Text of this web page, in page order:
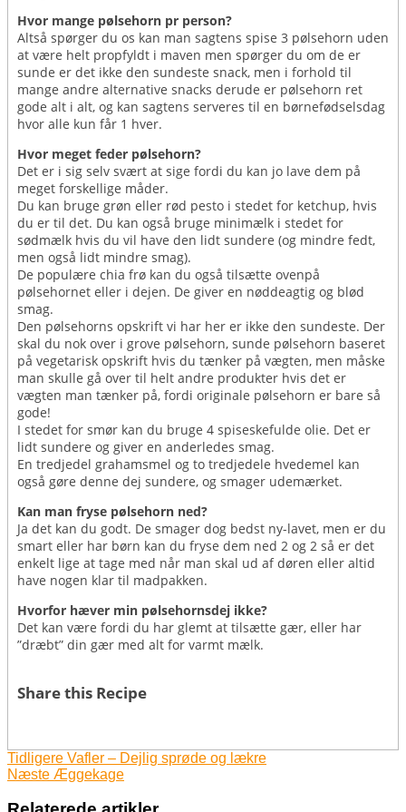
Hvor mange pølsehorn pr person?
Altså spørger du os kan man sagtens spise 3 pølsehorn uden
at være helt propfyldt i maven men spørger du om de er
sunde er det ikke den sundeste snack, men i forhold til
mange andre alternative snacks derude er pølsehorn ret
gode alt i alt, og kan sagtens serveres til en børnefødselsdag
hvor alle kun får 1 hver.
Hvor meget feder pølsehorn?
Det er i sig selv svært at sige fordi du kan jo lave dem på
meget forskellige måder.
Du kan bruge grøn eller rød pesto i stedet for ketchup, hvis
du er til det. Du kan også bruge minimælk i stedet for
sødmælk hvis du vil have den lidt sundere (og mindre fedt,
men også lidt mindre smag).
De populære chia frø kan du også tilsætte ovenpå
pølsehornet eller i dejen. De giver en nøddeagtig og blød
smag.
Den pølsehorns opskrift vi har her er ikke den sundeste. Der
skal du nok over i grove pølsehorn, sunde pølsehorn baseret
på vegetarisk opskrift hvis du tænker på vægten, men måske
man skulle gå over til helt andre produkter hvis det er
vægten man tænker på, fordi originale pølsehorn er bare så
gode!
I stedet for smør kan du bruge 4 spiseskefulde olie. Det er
lidt sundere og giver en anderledes smag.
En tredjedel grahamsmel og to tredjedele hvedemel kan
også gøre denne dej sundere, og smager udemærket.
Kan man fryse pølsehorn ned?
Ja det kan du godt. De smager dog bedst ny-lavet, men er du
smart eller har børn kan du fryse dem ned 2 og 2 så er det
enkelt lige at tage med når man skal ud af døren eller altid
have nogen klar til madpakken.
Hvorfor hæver min pølsehornsdej ikke?
Det kan være fordi du har glemt at tilsætte gær, eller har
”dræbt” din gær med alt for varmt mælk.
Share this Recipe
Tidligere Vafler – Dejlig sprøde og lækre
Næste Æggekage